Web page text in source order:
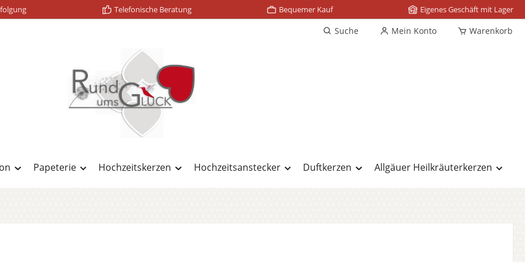
Telefonische Beratung Bequemer Kauf Eigenes Geschäft mit Lager
Suche Mein Konto Warenkorb
Papeterie Hochzeitskerzen Hochzeitsanstecker Duftkerzen Allgäuer Heilkräuterkerzen